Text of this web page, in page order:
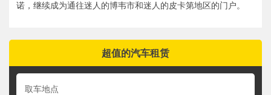
诺，继续成为通往迷人的博韦市和迷人的皮卡第地区的门户。
超值的汽车租赁
取车地点